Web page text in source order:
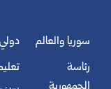
سوريا والعالم
رئاسة
دولي